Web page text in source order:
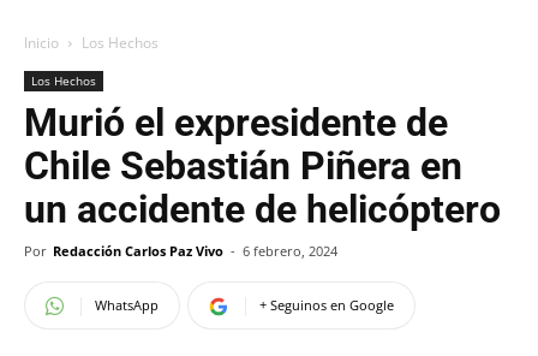
Inicio Los Hechos
Los Hechos
Murió el expresidente de
Chile Sebastián Piñera en
un accidente de helicóptero
Por Redacción Carlos Paz Vivo - 6 febrero, 2024
WhatsApp + Seguinos en Google